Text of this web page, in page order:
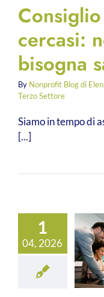
cercasi:
bisogna
By Nonprofit Blog di
Terzo Settore
Siamo in tempo di
[...]
1
04, 2026